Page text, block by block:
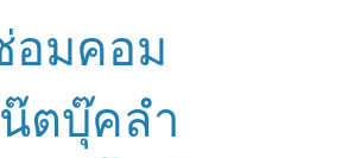
อมคอม
ตบุ๊คลำ